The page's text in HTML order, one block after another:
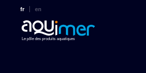
fr en
Le pôle des produits aquatiques